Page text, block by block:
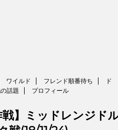
ワイルド フレンド順番待ち
ド
話題 プロフィール
】ミッドレンジド